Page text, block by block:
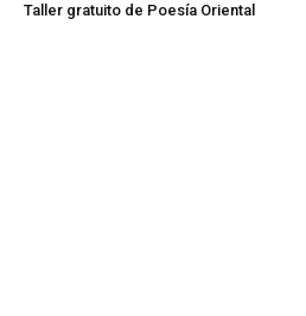
Taller gratuito de Poesía Oriental